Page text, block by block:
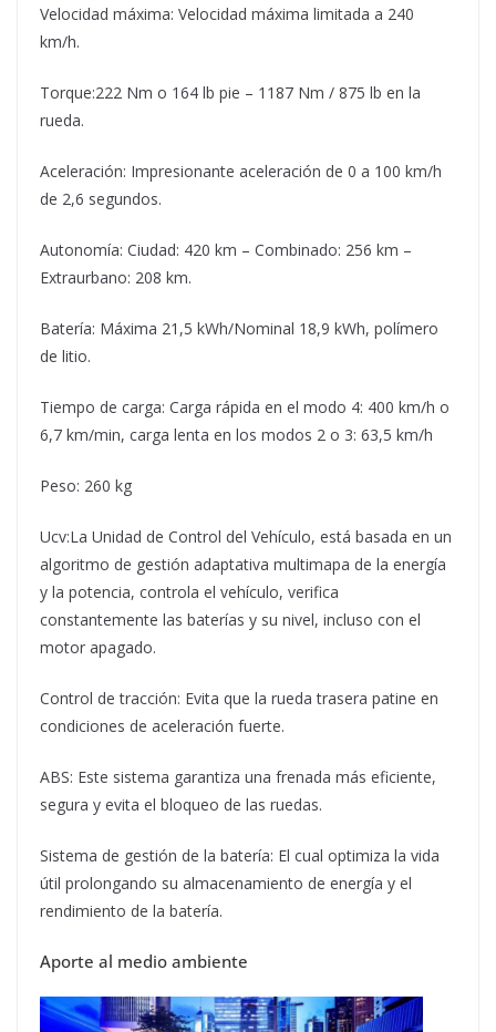
Velocidad máxima: Velocidad máxima limitada a 240
km/h.
Torque:222 Nm o 164 lb pie – 1187 Nm / 875 lb en la
rueda.
Aceleración: Impresionante aceleración de 0 a 100 km/h
de 2,6 segundos.
Autonomía: Ciudad: 420 km – Combinado: 256 km –
Extraurbano: 208 km.
Batería: Máxima 21,5 kWh/Nominal 18,9 kWh, polímero
de litio.
Tiempo de carga: Carga rápida en el modo 4: 400 km/h o
6,7 km/min, carga lenta en los modos 2 o 3: 63,5 km/h
Peso: 260 kg
Ucv:La Unidad de Control del Vehículo, está basada en un
algoritmo de gestión adaptativa multimapa de la energía
y la potencia, controla el vehículo, verifica
constantemente las baterías y su nivel, incluso con el
motor apagado.
Control de tracción: Evita que la rueda trasera patine en
condiciones de aceleración fuerte.
ABS: Este sistema garantiza una frenada más eficiente,
segura y evita el bloqueo de las ruedas.
Sistema de gestión de la batería: El cual optimiza la vida
útil prolongando su almacenamiento de energía y el
rendimiento de la batería.
Aporte al medio ambiente